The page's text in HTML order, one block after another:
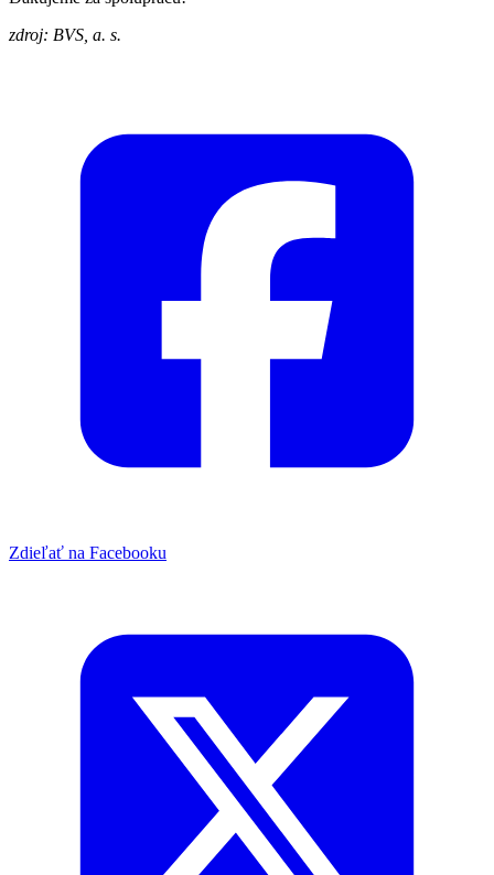
zdroj: BVS, a. s.
Zdieľať na Facebooku